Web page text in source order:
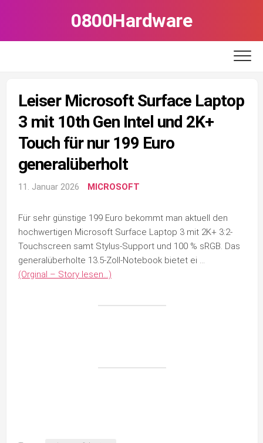
0800Hardware
Leiser Microsoft Surface Laptop
3 mit 10th Gen Intel und 2K+
Touch für nur 199 Euro
generalüberholt
11. Januar 2026 MICROSOFT
Für sehr günstige 199 Euro bekommt man aktuell den
hochwertigen Microsoft Surface Laptop 3 mit 2K+ 3:2-
Touchscreen samt Stylus-Support und 100 % sRGB. Das
generalüberholte 13.5-Zoll-Notebook bietet ei …
(Orginal – Story lesen…)